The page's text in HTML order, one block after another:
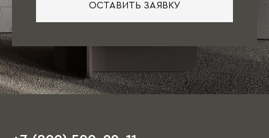
ОСТАВИТЬ ЗАЯВКУ